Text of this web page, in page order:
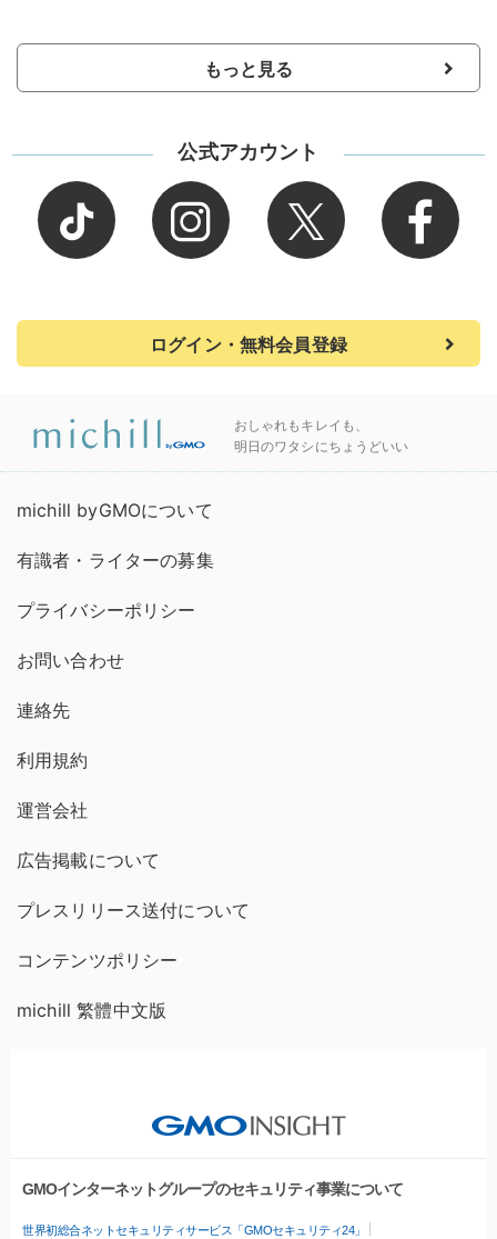
もっと見る
公式アカウント
ログイン・無料会員登録
おしゃれもキレイも、
明日のワタシにちょうどいい
michill byGMOについて
有識者・ライターの募集
プライバシーポリシー
お問い合わせ
連絡先
利用規約
運営会社
広告掲載について
プレスリリース送付について
コンテンツポリシー
michill 繁體中文版
GMOインターネットグループのセキュリティ事業について
世界初総合ネットセキュリティサービス「GMOセキュリティ24」